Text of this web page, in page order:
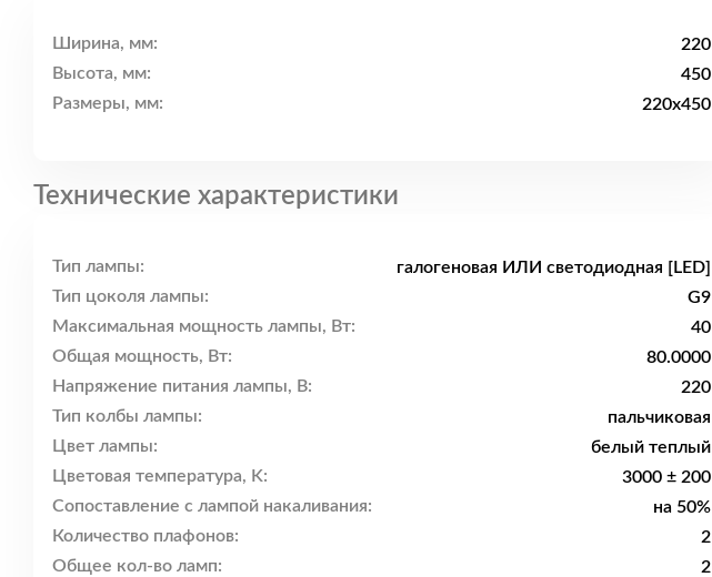
Ширина, мм:
220
Высота, мм:
450
Размеры, мм:
220x450
Технические характеристики
Тип лампы:
галогеновая ИЛИ светодиодная [LED]
Тип цоколя лампы:
G9
Максимальная мощность лампы, Вт:
40
Общая мощность, Вт:
80.0000
Напряжение питания лампы, В:
220
Тип колбы лампы:
пальчиковая
Цвет лампы:
белый теплый
Цветовая температура, K:
3000 ± 200
Сопоставление с лампой накаливания:
на 50%
Количество плафонов:
2
Общее кол-во ламп:
2